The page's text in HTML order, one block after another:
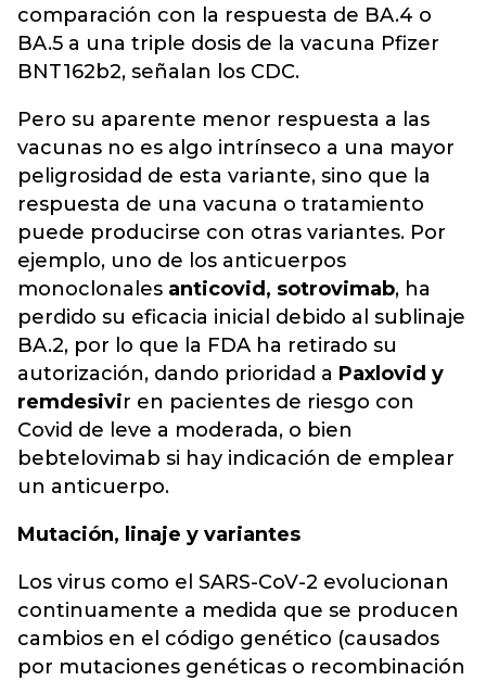
comparación con la respuesta de BA.4 o
BA.5 a una triple dosis de la vacuna Pfizer
BNT162b2, señalan los CDC.
Pero su aparente menor respuesta a las
vacunas no es algo intrínseco a una mayor
peligrosidad de esta variante, sino que la
respuesta de una vacuna o tratamiento
puede producirse con otras variantes. Por
ejemplo, uno de los anticuerpos
monoclonales anticovid, sotrovimab, ha
perdido su eficacia inicial debido al sublinaje
BA.2, por lo que la FDA ha retirado su
autorización, dando prioridad a Paxlovid y
remdesivir en pacientes de riesgo con
Covid de leve a moderada, o bien
bebtelovimab si hay indicación de emplear
un anticuerpo.
Mutación, linaje y variantes
Los virus como el SARS-CoV-2 evolucionan
continuamente a medida que se producen
cambios en el código genético (causados
por mutaciones genéticas o recombinación